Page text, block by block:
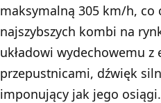
maksymalną 305 km/h, co
najszybszych kombi na
układowi wydechowemu
przepustnicami, dźwięk
imponujący jak jego osiągi.